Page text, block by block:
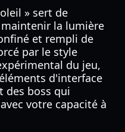
» sert de
la lumière
et rempli de
par le style
du jeu,
d'interface
des boss qui
votre capacité à